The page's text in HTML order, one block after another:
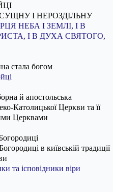
І НЕРОЗДІЛЬНУ
НЕБА І ЗЕМЛІ, І В
І В ДУХА СВЯТОГО,
стала богом
й апостольська
Католицької Церкви та її
Церквами
в київській традиції
та ісповідники віри